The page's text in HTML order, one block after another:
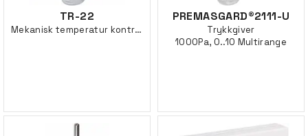
TR-22
Mekanisk temperatur kontroller
PREMASGARD®2111-U
Trykkgiver
1000Pa, 0..10 Multirange